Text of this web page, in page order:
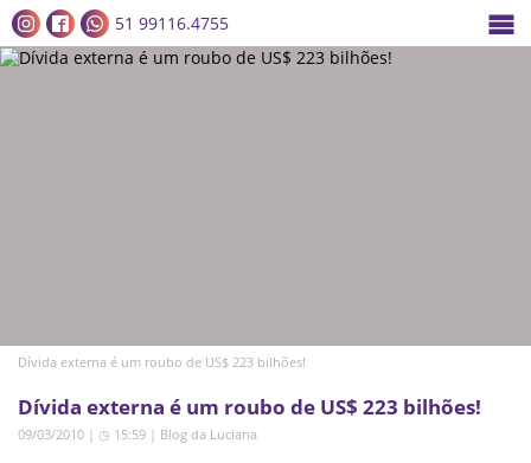
51 99116.4755
Dívida externa é um roubo de US$ 223 bilhões!
Dívida externa é um roubo de US$ 223 bilhões!
09/03/2010 | ◷ 15:59 | Blog da Luciana